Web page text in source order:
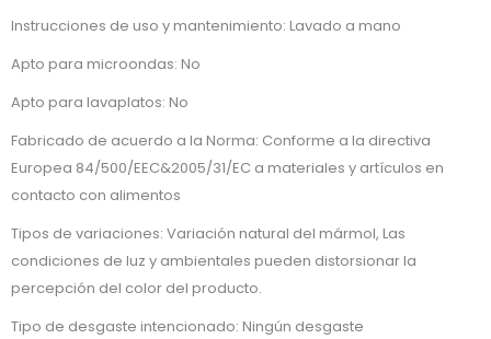
Instrucciones de uso y mantenimiento: Lavado a mano
Apto para microondas: No
Apto para lavaplatos: No
Fabricado de acuerdo a la Norma: Conforme a la directiva
Europea 84/500/EEC&2005/31/EC a materiales y artículos en
contacto con alimentos
Tipos de variaciones: Variación natural del mármol, Las
condiciones de luz y ambientales pueden distorsionar la
percepción del color del producto.
Tipo de desgaste intencionado: Ningún desgaste